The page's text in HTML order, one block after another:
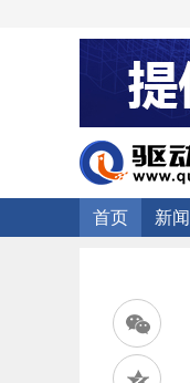
首页 新闻